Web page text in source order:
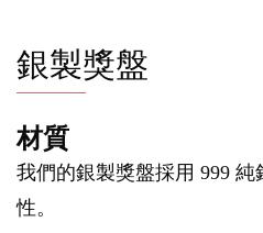
銀製獎盤
材質
我們的銀製獎盤採用 999
性。